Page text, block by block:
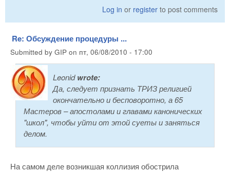
Log in or register to post comments
Re: Обсуждение процедуры ...
Submitted by GIP on пт, 06/08/2010 - 17:00
Leonidwrote:
Да, следует признать ТРИЗ религией
окончательно и бесповоротно, а 65
Мастеров – апостолами и главами канонических
"школ", чтобы уйти от этой суеты и заняться
делом.
На самом деле возникшая коллизия обострила